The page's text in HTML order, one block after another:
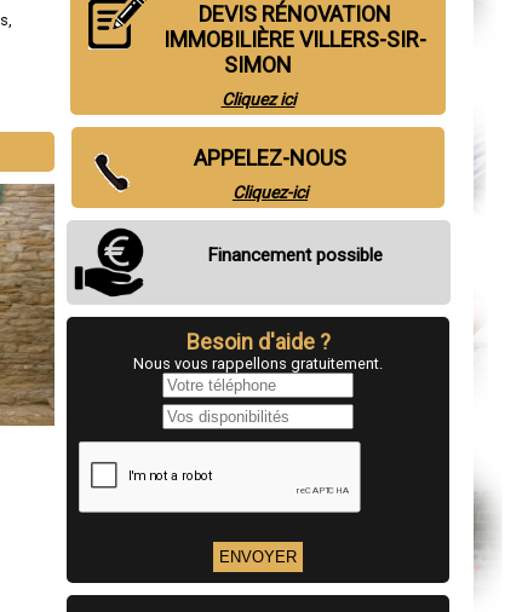
DEVIS RÉNOVATION
IMMOBILIÈRE VILLERS-SIR-
SIMON
Cliquez ici
APPELEZ-NOUS
Cliquez-ici
Financement possible
Besoin d'aide ?
Nous vous rappellons gratuitement.